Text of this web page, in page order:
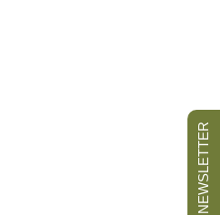
NEWSLETTER